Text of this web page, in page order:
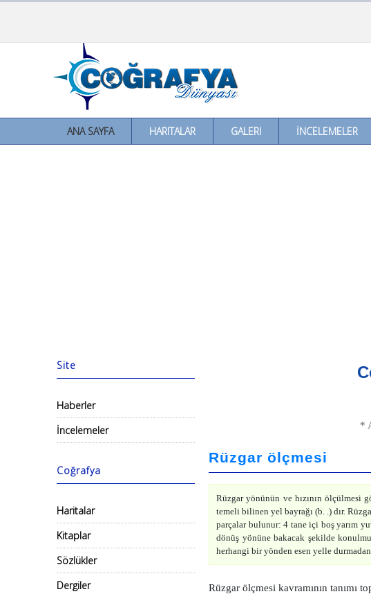
ANA SAYFA HARITALAR GALERI İNCELEMELER
Site
Haberler
İncelemeler
Coğrafya
Haritalar
Kitaplar
Sözlükler
Dergiler
*
Rüzgar ölçmesi
Rüzgar yönünün ve hızının ölçülmesi
temeli bilinen yel bayrağı (b. .) dır.
parçalar bulunur: 4 tane içi boş yarım
dönüş yönüne bakacak şekilde
herhangi bir yönden esen yelle durmadan
Rüzgar ölçmesi kavramının tanımı